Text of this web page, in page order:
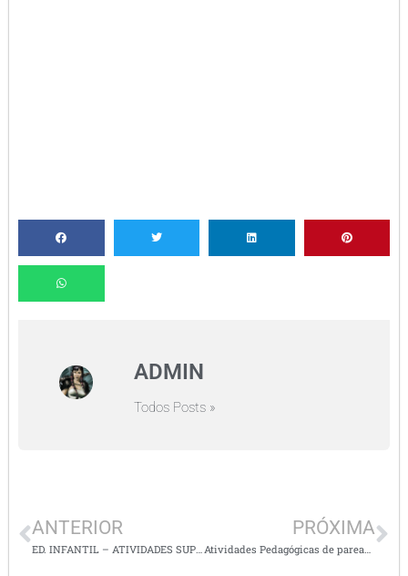
ADMIN
Todos Posts »
ANTERIOR PRÓXIMA
Atividades Pedagógicas de pareamento para Educação Infantil